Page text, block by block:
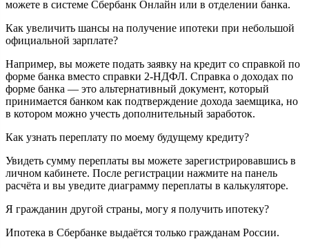
можете в системе Сбербанк Онлайн или в отделении банка.
Как увеличить шансы на получение ипотеки при небольшой
официальной зарплате?
Например, вы можете подать заявку на кредит со справкой по
форме банка вместо справки 2-НДФЛ. Справка о доходах по
форме банка — это альтернативный документ, который
принимается банком как подтверждение дохода заемщика, но
в котором можно учесть дополнительный заработок.
Как узнать переплату по моему будущему кредиту?
Увидеть сумму переплаты вы можете зарегистрировавшись в
личном кабинете. После регистрации нажмите на панель
расчёта и вы уведите диаграмму переплаты в калькуляторе.
Я гражданин другой страны, могу я получить ипотеку?
Ипотека в Сбербанке выдаётся только гражданам России.